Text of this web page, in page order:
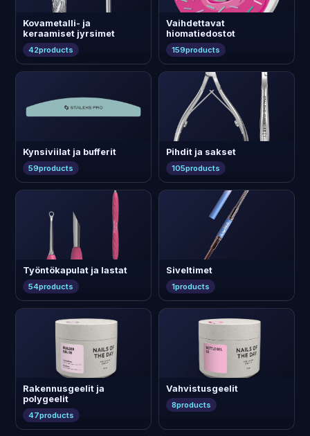
Kovametalli- ja
keraamiset jyrsimet
42products
Vaihdettavat
hiomatiedostot
159products
Kynsiviilat ja bufferit
59products
Pihdit ja sakset
105products
Työntökapulat ja lastat
54products
Siveltimet
1products
Rakennusgeelit ja
polygeelit
47products
Vahvistusgeelit
8products